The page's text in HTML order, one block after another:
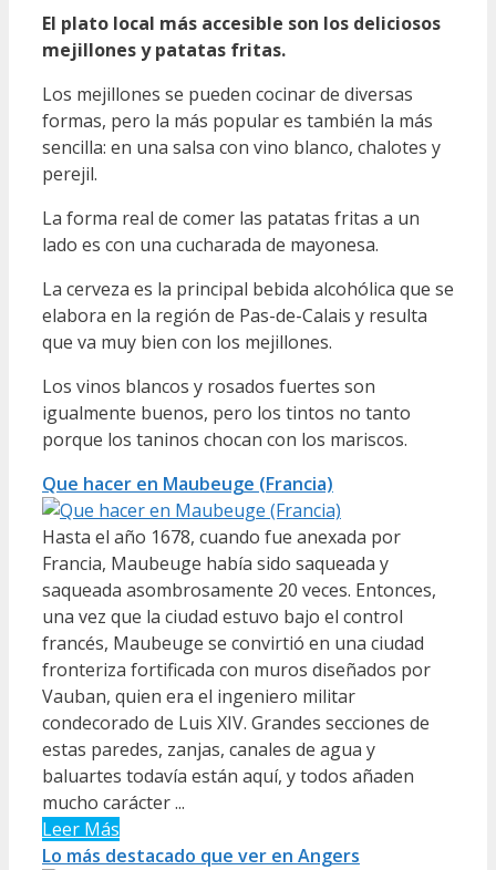
El plato local más accesible son los deliciosos
mejillones y patatas fritas.
Los mejillones se pueden cocinar de diversas
formas, pero la más popular es también la más
sencilla: en una salsa con vino blanco, chalotes y
perejil.
La forma real de comer las patatas fritas a un
lado es con una cucharada de mayonesa.
La cerveza es la principal bebida alcohólica que se
elabora en la región de Pas-de-Calais y resulta
que va muy bien con los mejillones.
Los vinos blancos y rosados ​​fuertes son
igualmente buenos, pero los tintos no tanto
porque los taninos chocan con los mariscos.
Que hacer en Maubeuge (Francia)
Hasta el año 1678, cuando fue anexada por
Francia, Maubeuge había sido saqueada y
saqueada asombrosamente 20 veces. Entonces,
una vez que la ciudad estuvo bajo el control
francés, Maubeuge se convirtió en una ciudad
fronteriza fortificada con muros diseñados por
Vauban, quien era el ingeniero militar
condecorado de Luis XIV. Grandes secciones de
estas paredes, zanjas, canales de agua y
baluartes todavía están aquí, y todos añaden
mucho carácter ...
Leer Más
Lo más destacado que ver en Angers